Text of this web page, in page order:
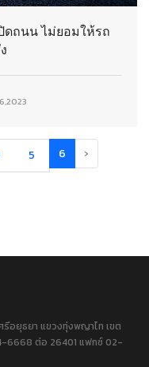
ดถนน ไม่ยอมให้รถ
5 6 ›
อยุธยา แขวงทุ่งพญาไท เขต
6668 ต่อ 26401 แฟกซ์ 02-